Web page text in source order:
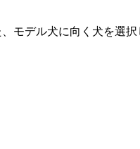
デル犬に向く犬を選択